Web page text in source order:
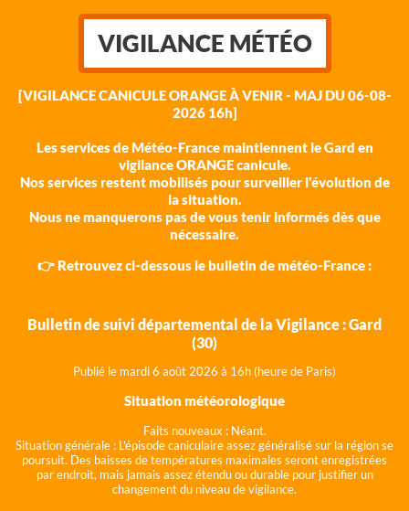
VIGILANCE MÉTÉO
[VIGILANCE CANICULE ORANGE À VENIR - MAJ DU 06-08-
2026 16h]
Les services de Météo-France maintiennent le Gard en
vigilance ORANGE canicule.
Nos services restent mobilisés pour surveiller l'évolution de
la situation.
Nous ne manquerons pas de vous tenir informés dès que
nécessaire.
👉 Retrouvez ci-dessous le bulletin de météo-France :
Bulletin de suivi départemental de la Vigilance : Gard
(30)
Publié le mardi 6 août 2026 à 16h (heure de Paris)
Situation météorologique
Faits nouveaux : Néant.
Situation générale : L'épisode caniculaire assez généralisé sur la région se
poursuit. Des baisses de températures maximales seront enregistrées
par endroit, mais jamais assez étendu ou durable pour justifier un
changement du niveau de vigilance.